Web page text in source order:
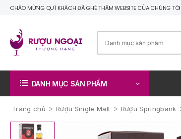
CHÀO MỪNG QUÍ KHÁCH ĐÃ GHÉ THĂM WEBSITE CỦA CHÚNG
DANH MỤC SẢN PHẨM
Trang chủ > Rượu Single Malt > Rượu Springbank